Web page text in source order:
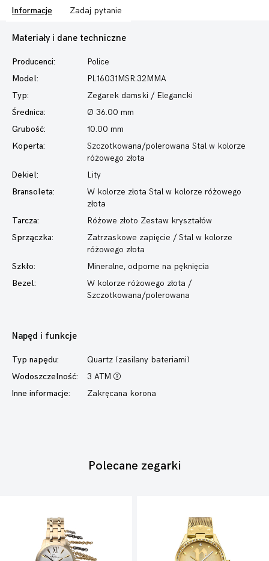
Informacje Zadaj pytanie
Materiały i dane techniczne
Producenci:
Police
Model:
PL16031MSR.32MMA
Typ:
Zegarek damski / Elegancki
Średnica:
Ø 36.00 mm
Grubość:
10.00 mm
Koperta:
Szczotkowana/polerowana Stal w kolorze
różowego złota
Dekiel:
Lity
Bransoleta:
W kolorze złota Stal w kolorze różowego
złota
Tarcza:
Różowe złoto Zestaw kryształów
Sprzączka:
Zatrzaskowe zapięcie / Stal w kolorze
różowego złota
Szkło:
Mineralne, odporne na pęknięcia
Bezel:
W kolorze różowego złota /
Szczotkowana/polerowana
Napęd i funkcje
Typ napędu:
Quartz (zasilany bateriami)
Wodoszczelność:
3 ATM
Inne informacje:
Zakręcana korona
Polecane zegarki